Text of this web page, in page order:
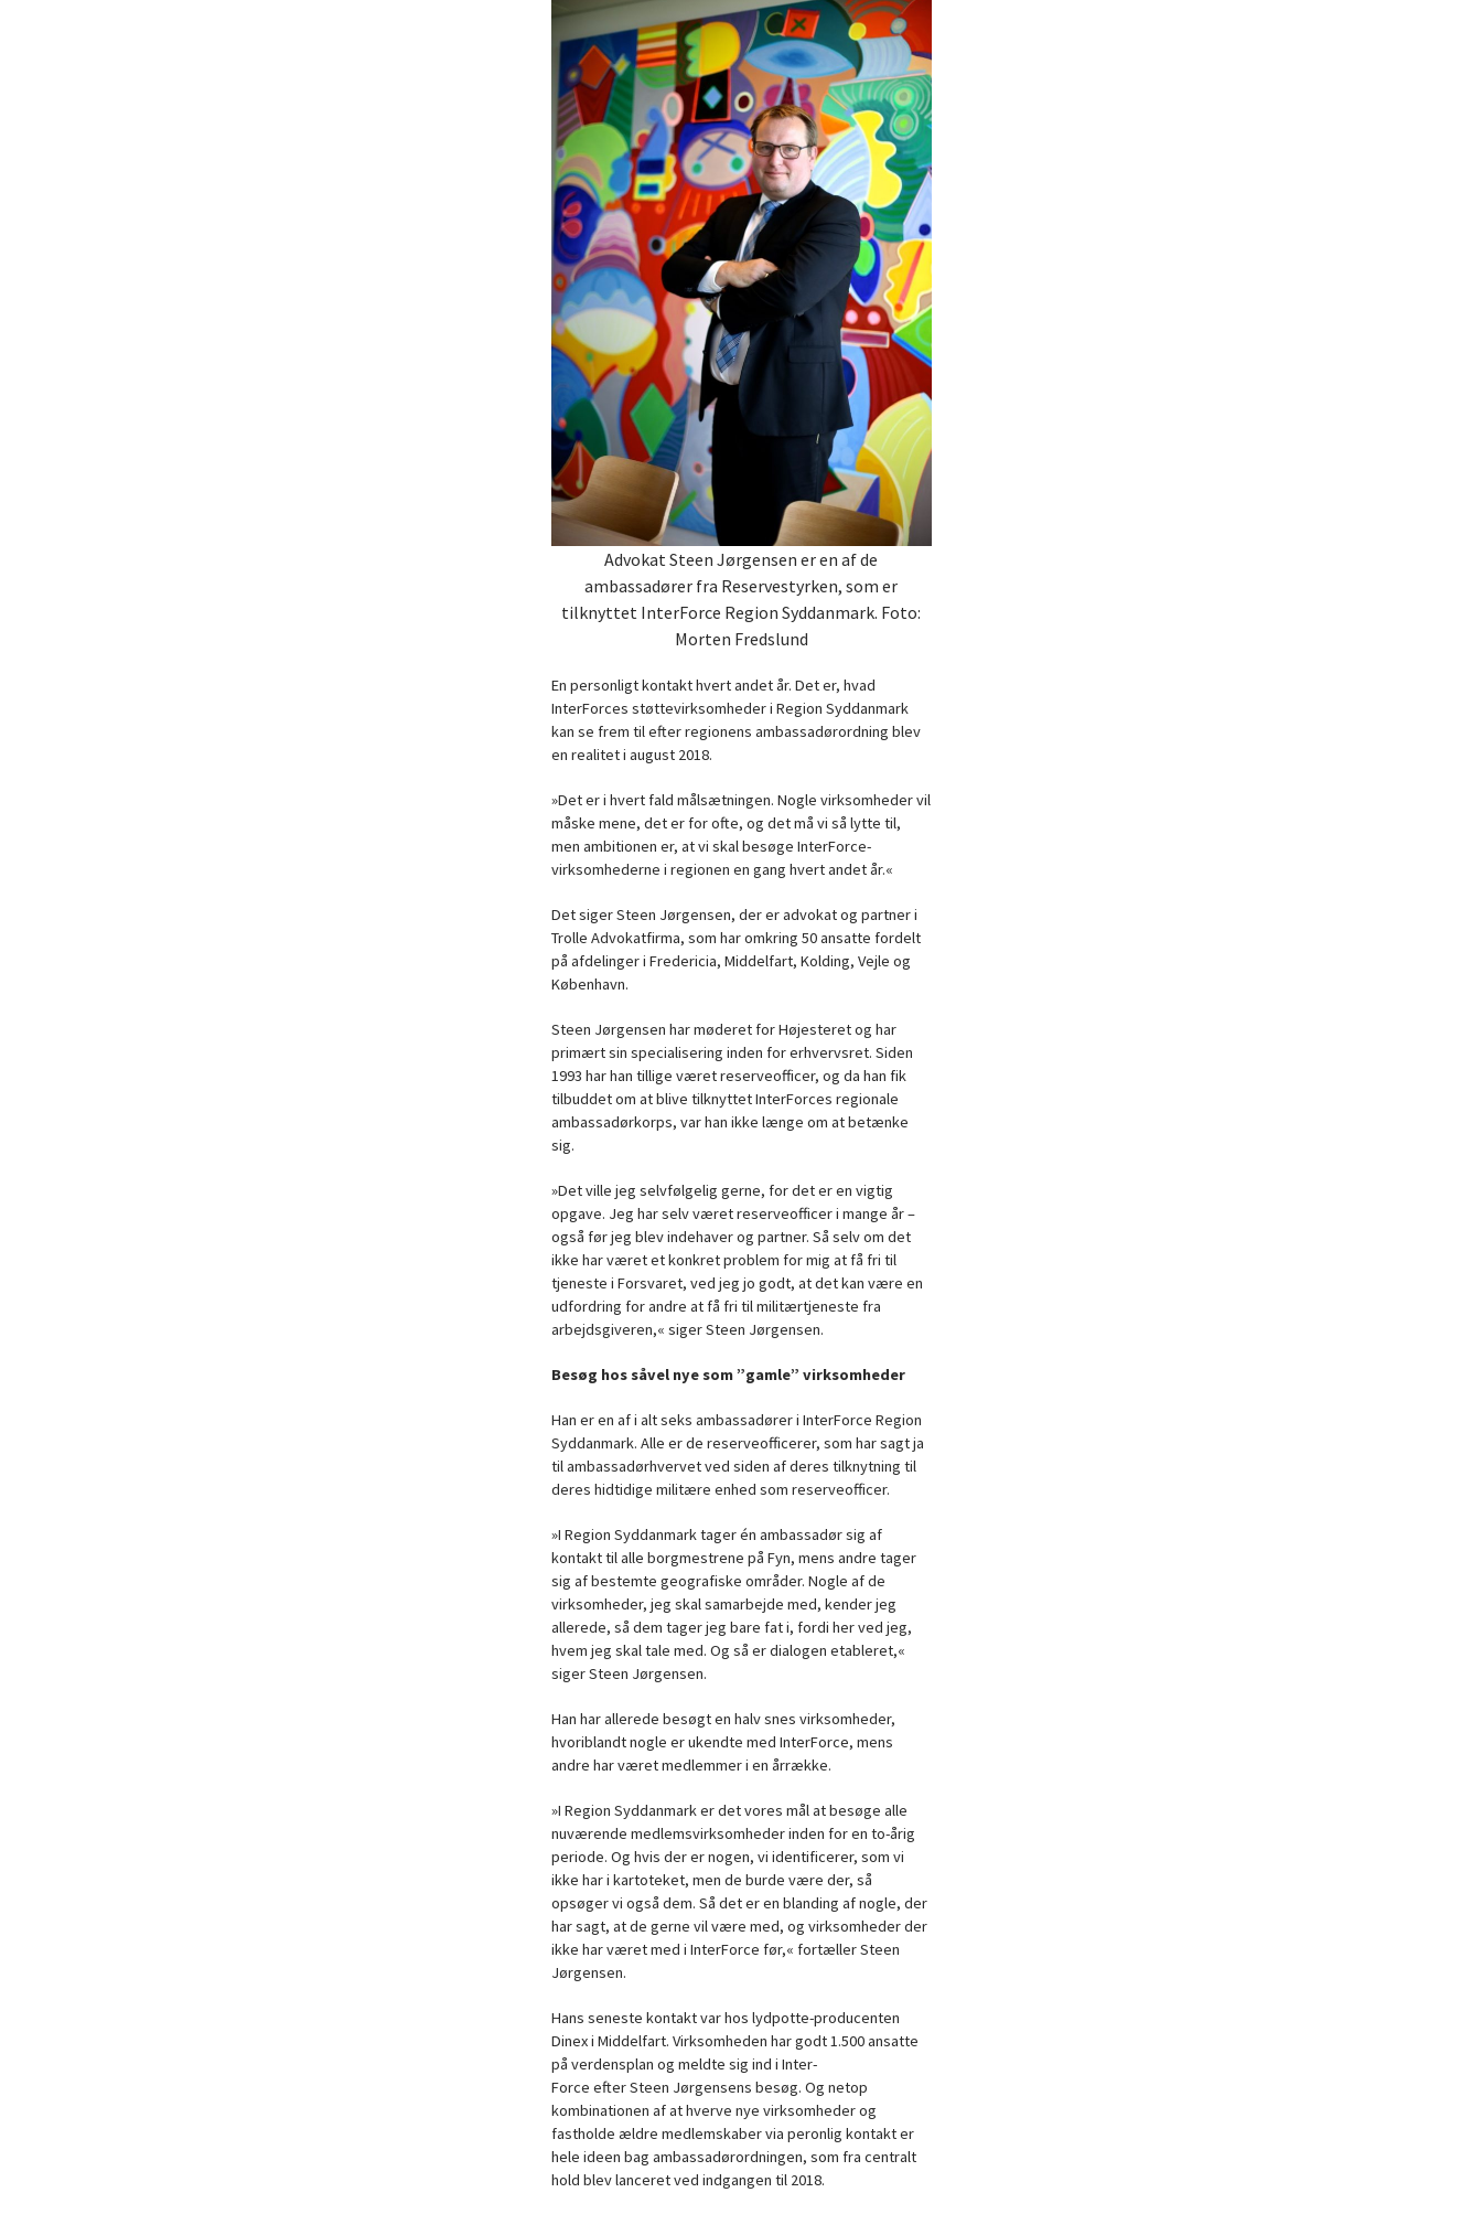
Advokat Steen Jørgensen er en af de
ambassadører fra Reservestyrken, som er
tilknyttet InterForce Region Syddanmark. Foto:
Morten Fredslund
En personligt kontakt hvert andet år. Det er, hvad
InterForces støttevirksomheder i Region Syddanmark
kan se frem til efter regionens ambassadørordning blev
en realitet i august 2018.
»Det er i hvert fald målsætningen. Nogle virksomheder vil
måske mene, det er for ofte, og det må vi så lytte til,
men ambitionen er, at vi skal besøge InterForce-
virksomhederne i regionen en gang hvert andet år.«
Det siger Steen Jørgensen, der er advokat og partner i
Trolle Advokatfirma, som har omkring 50 ansatte fordelt
på afdelinger i Fredericia, Middelfart, Kolding, Vejle og
København.
Steen Jørgensen har møderet for Højesteret og har
primært sin specialisering inden for erhvervsret. Siden
1993 har han tillige været reserveofficer, og da han fik
tilbuddet om at blive tilknyttet InterForces regionale
ambassadørkorps, var han ikke længe om at betænke
sig.
»Det ville jeg selvfølgelig gerne, for det er en vigtig
opgave. Jeg har selv været reserveofficer i mange år –
også før jeg blev indehaver og partner. Så selv om det
ikke har været et konkret problem for mig at få fri til
tjeneste i Forsvaret, ved jeg jo godt, at det kan være en
udfordring for andre at få fri til militærtjeneste fra
arbejdsgiveren,« siger Steen Jørgensen.
Besøg hos såvel nye som ”gamle” virksomheder
Han er en af i alt seks ambassadører i InterForce Region
Syddanmark. Alle er de reserveofficerer, som har sagt ja
til ambassadørhvervet ved siden af deres tilknytning til
deres hidtidige militære enhed som reserveofficer.
»I Region Syddanmark tager én ambassadør sig af
kontakt til alle borgmestrene på Fyn, mens andre tager
sig af bestemte geografiske områder. Nogle af de
virksomheder, jeg skal samarbejde med, kender jeg
allerede, så dem tager jeg bare fat i, fordi her ved jeg,
hvem jeg skal tale med. Og så er dialogen etableret,«
siger Steen Jørgensen.
Han har allerede besøgt en halv snes virksomheder,
hvoriblandt nogle er ukendte med InterForce, mens
andre har været medlemmer i en årrække.
»I Region Syddanmark er det vores mål at besøge alle
nuværende medlemsvirksomheder inden for en to-årig
periode. Og hvis der er nogen, vi identificerer, som vi
ikke har i kartoteket, men de burde være der, så
opsøger vi også dem. Så det er en blanding af nogle, der
har sagt, at de gerne vil være med, og virksomheder der
ikke har været med i InterForce før,« fortæller Steen
Jørgensen.
Hans seneste kontakt var hos lydpotte-producenten
Dinex i Middelfart. Virksomheden har godt 1.500 ansatte
på verdensplan og meldte sig ind i Inter-
Force efter Steen Jørgensens besøg. Og netop
kombinationen af at hverve nye virksomheder og
fastholde ældre medlemskaber via peronlig kontakt er
hele ideen bag ambassadørordningen, som fra centralt
hold blev lanceret ved indgangen til 2018.